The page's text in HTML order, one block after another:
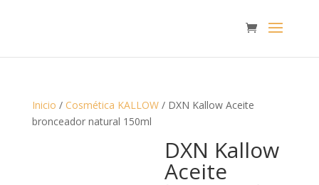
Inicio / Cosmética KALLOW/ DXN Kallow Aceite
bronceador natural 150ml
DXN Kallow
Aceite